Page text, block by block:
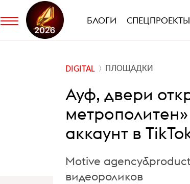
БЛОГИ СПЕЦПРОЕКТЫ
DIGITAL ПЛОЩАДКИ
Ауф, двери
аккаунт в
Motive
видеороликов